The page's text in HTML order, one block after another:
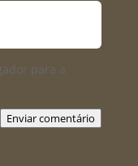
para a
Enviar comentário